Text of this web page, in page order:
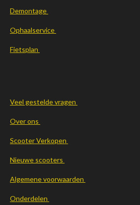
Demontage
Ophaalservice
Fietsplan
Veel gestelde vragen
Over ons
Scooter Verkopen
Nieuwe scooters
Algemene voorwaarden
Onderdelen